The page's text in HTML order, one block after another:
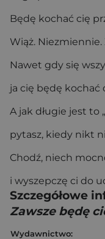
Będę kochać cię
Wiąż. Niezmiennie.
Nawet gdy się
ja cię będę kochać
A jak długie jest to
pytasz, kiedy nikt
Chodź, niech
i wyszepczę ci do
Szczegółowe
Zawsze będę
Wydawnictwo: